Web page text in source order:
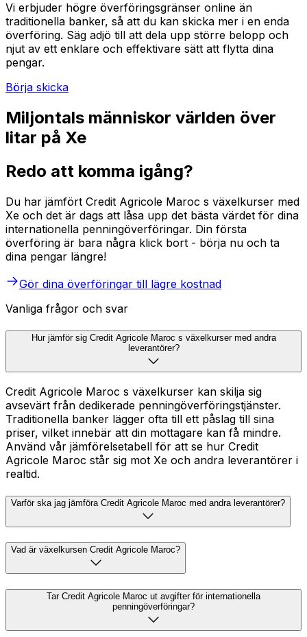
Vi erbjuder högre överföringsgränser online än
traditionella banker, så att du kan skicka mer i en enda
överföring. Säg adjö till att dela upp större belopp och
njut av ett enklare och effektivare sätt att flytta dina
pengar.
Börja skicka
Miljontals människor världen över
litar på Xe
Redo att komma igång?
Du har jämfört Credit Agricole Maroc s växelkurser med
Xe och det är dags att låsa upp det bästa värdet för dina
internationella penningöverföringar. Din första
överföring är bara några klick bort - börja nu och ta
dina pengar längre!
Gör dina överföringar till lägre kostnad
Vanliga frågor och svar
Hur jämför sig Credit Agricole Maroc s växelkurser med andra
leverantörer?
Credit Agricole Maroc s växelkurser kan skilja sig
avsevärt från dedikerade penningöverföringstjänster.
Traditionella banker lägger ofta till ett påslag till sina
priser, vilket innebär att din mottagare kan få mindre.
Använd vår jämförelsetabell för att se hur Credit
Agricole Maroc står sig mot Xe och andra leverantörer i
realtid.
Varför ska jag jämföra Credit Agricole Maroc med andra leverantörer?
Vad är växelkursen Credit Agricole Maroc?
Tar Credit Agricole Maroc ut avgifter för internationella
penningöverföringar?